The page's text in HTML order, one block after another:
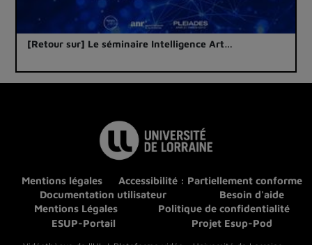
[Retour sur] Le séminaire Intelligence Art…
Mentions légales
Accessibilité : Partiellement conforme
Documentation utilisateur
Besoin d'aide
Mentions Légales
Politique de confidentialité
ESUP-Portail
Projet Esup-Pod